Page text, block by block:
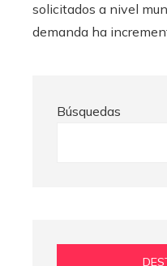
solicitados a nivel
demanda ha
Búsquedas